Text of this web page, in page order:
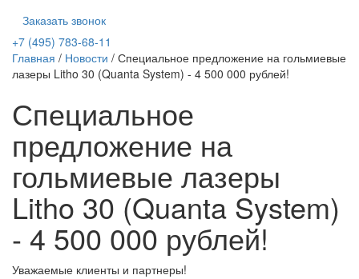
Заказать звонок
+7 (495) 783-68-11
Главная / Новости / Специальное предложение на гольмиевые
лазеры Litho 30 (Quanta System) - 4 500 000 рублей!
Специальное
предложение на
гольмиевые лазеры
Litho 30 (Quanta System)
- 4 500 000 рублей!
Уважаемые клиенты и партнеры!